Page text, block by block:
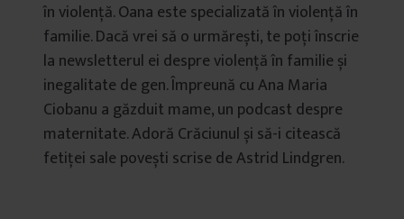
în violență. Oana este specializată în violență în
familie. Dacă vrei să o urmărești, te poți înscrie
la newsletterul ei despre violență în familie și
inegalitate de gen. Împreună cu Ana Maria
Ciobanu a găzduit mame, un podcast despre
maternitate. Adoră Crăciunul și să-i citească
fetiței sale povești scrise de Astrid Lindgren.